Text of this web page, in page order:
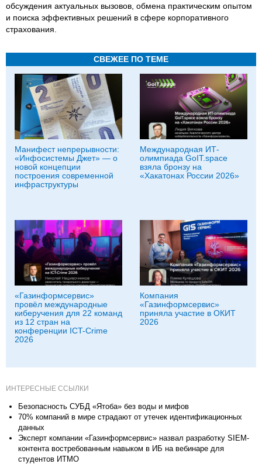
обсуждения актуальных вызовов, обмена практическим опытом
и поиска эффективных решений в сфере корпоративного
страхования.
СВЕЖЕЕ ПО ТЕМЕ
Манифест непрерывности:
«Инфосистемы Джет» — о
новой концепции
построения современной
инфраструктуры
Международная ИТ-
олимпиада GoIT.space
взяла бронзу на
«Хакатонах России 2026»
«Газинформсервис»
провёл международные
киберучения для 22 команд
из 12 стран на
конференции ICT-Crime
2026
Компания
«Газинформсервис»
приняла участие в ОКИТ
2026
ИНТЕРЕСНЫЕ ССЫЛКИ
Безопасность СУБД «Ятоба» без воды и мифов
70% компаний в мире страдают от утечек идентификационных
данных
Эксперт компании «Газинформсервис» назвал разработку SIEM-
контента востребованным навыком в ИБ на вебинаре для
студентов ИТМО